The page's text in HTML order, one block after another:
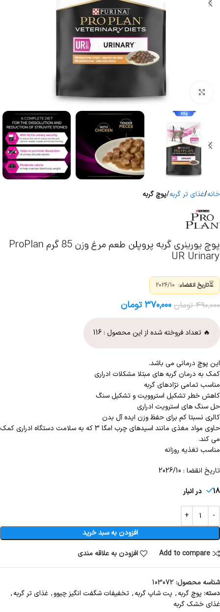
برای بزرگنمایی کلیک کنید
خانه غذای تر گربه پوچ گربه
پوچ یورینری گربه پروپلن طعم مرغ وزن 85 گرم ProPlan
UR Urinary
⏳تاریخ انقضاء:
۴۹۰,۰۰۰ تومان ۳۷۰,۰۰۰ تومان
🔥 تعداد فروخته شده از این محصول :116
این پوچ درمانی می باشد.
کمک به درمان گربه های مبتلا مشکلات ادراری
مناسب تمامی نژادهای گربه
کاهش خطر تشکیل استروویت و تشکیل سنگ
حل سنگ های استرویت ادراری
کالری نسبتا کم ​​برای حفظ وزن ایده آل بدن
حاوی مواد مغذی مانند اسیدهای چرب امگا 3 که به سلامت دستگاه ادراری کمک
می کند.
مناسب تغذیه روزانه
تاریخ انقضا : 2026/10
18 در انبار
افزودن به سبد خرید
Add to compare
افزودن به علاقه مندی
شناسه محصول: 103072
دسته: پوچ گربه, پت شاپ گربه, تخفیفات شگفت انگیز چیوو, غذای تر گربه,
غذای خشک گربه